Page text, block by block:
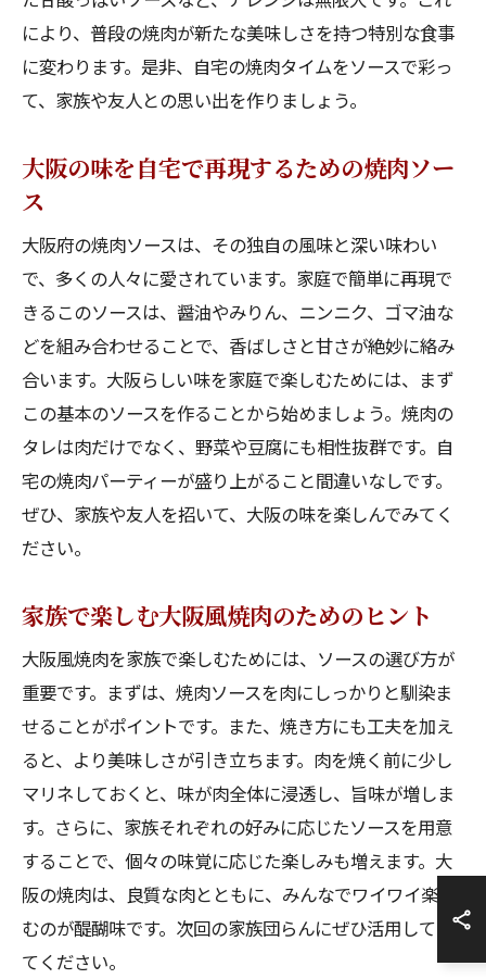
により、普段の焼肉が新たな美味しさを持つ特別な食事
に変わります。是非、自宅の焼肉タイムをソースで彩っ
て、家族や友人との思い出を作りましょう。
大阪の味を自宅で再現するための焼肉ソー
ス
大阪府の焼肉ソースは、その独自の風味と深い味わい
で、多くの人々に愛されています。家庭で簡単に再現で
きるこのソースは、醤油やみりん、ニンニク、ゴマ油な
どを組み合わせることで、香ばしさと甘さが絶妙に絡み
合います。大阪らしい味を家庭で楽しむためには、まず
この基本のソースを作ることから始めましょう。焼肉の
タレは肉だけでなく、野菜や豆腐にも相性抜群です。自
宅の焼肉パーティーが盛り上がること間違いなしです。
ぜひ、家族や友人を招いて、大阪の味を楽しんでみてく
ださい。
家族で楽しむ大阪風焼肉のためのヒント
大阪風焼肉を家族で楽しむためには、ソースの選び方が
重要です。まずは、焼肉ソースを肉にしっかりと馴染ま
せることがポイントです。また、焼き方にも工夫を加え
ると、より美味しさが引き立ちます。肉を焼く前に少し
マリネしておくと、味が肉全体に浸透し、旨味が増しま
す。さらに、家族それぞれの好みに応じたソースを用意
することで、個々の味覚に応じた楽しみも増えます。大
阪の焼肉は、良質な肉とともに、みんなでワイワイ楽し
むのが醍醐味です。次回の家族団らんにぜひ活用してみ
てください。